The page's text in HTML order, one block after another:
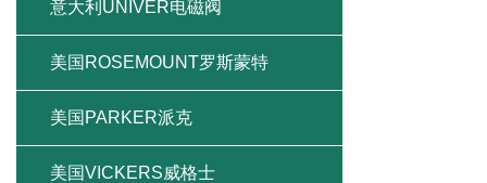
意大利UNIVER电磁阀
美国ROSEMOUNT罗斯蒙特
美国PARKER派克
美国VICKERS威格士